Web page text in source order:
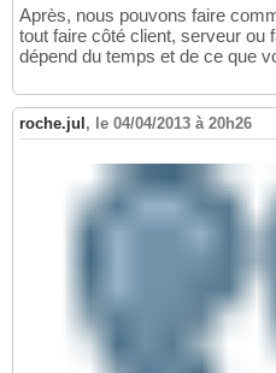
Après, nous pouvons faire
tout faire côté client, serveur ou
dépend du temps et de ce que
roche.jul , le 04/04/2013 à 20h26